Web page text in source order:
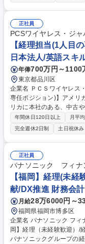
程度） ■源泉税・住民税
連携・仕訳確認 ■電話（0
来客は業者の方がメイン/
少なめ 募集職種 【経理（総務）担当】経理メイン/残業少/週2日程度のリ
モートワークOK
正社員
PCSワイヤレス・ジャ
【経理担当(1人目
日本法人/英語スキ
年俸700万円～1100
東京都品川区
企業名 ＰＣＳワイヤレス・ジャパン合同
専任ポジション)】アメリカ本社
リカに本社のある、中古
バイル関連商品を取り扱
経理及び本社との連携をご担当いただ
算、帳簿管理（J-GAAP
士連携、申告書類準備）■
掛・買掛管理）■アメリカ
理、月次・四半期レポー
（会計ソフト導入、業務改
種 【経理担当(1人目の専
キル◎
年間休日120日以上 月平
完全週休2日制
土日祝休み
正社員
パナソニック フィナ
【福岡】経理(未
献/DX推進 財務会計
月給28万6000円～
福岡県福岡市博多区
企業名 パナソニック フィナン
岡】経理（未経験歓迎）/経理
パナソニックグループの